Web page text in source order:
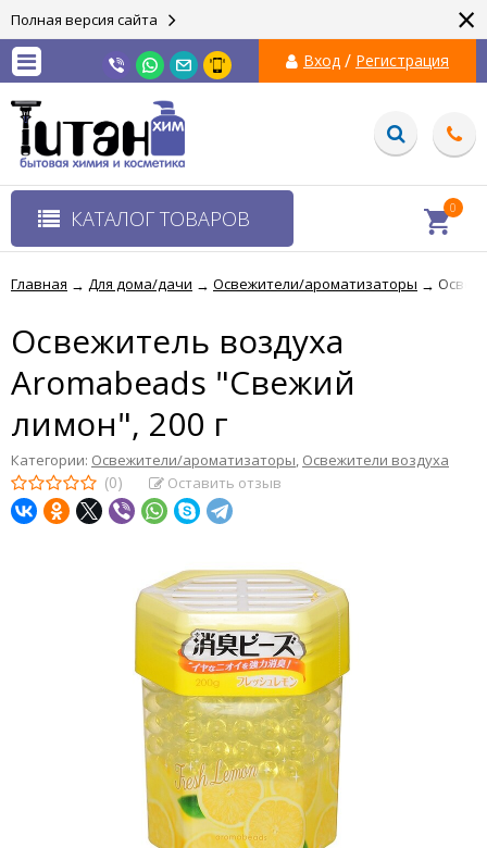
Полная версия сайта ×
Вход / Регистрация
КАТАЛОГ ТОВАРОВ 0
Главная → Для дома/дачи → Освежители/ароматизаторы →
Освежитель воздуха
Aromabeads "Свежий
лимон", 200 г
Категории: Освежители/ароматизаторы, Освежители воздуха
(0) Оставить отзыв